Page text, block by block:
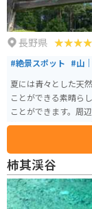
長野県
#絶景スポット #山
夏には青々とした天
ことができる素晴ら
ことができます。周
雑することはほとん
柿其渓谷